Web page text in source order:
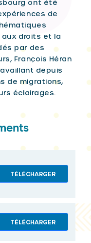
ont été
de
aux droits et la
par des
François Héran
depuis
de migrations,
éclairages.
TÉLÉCHARGER
TÉLÉCHARGER